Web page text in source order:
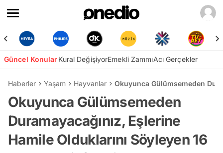
Güncel KonularKural DeğişiyorEmekli ZammıAcı Gerçekler
Haberler Yaşam Hayvanlar Okuyunca Gülümsemeden
Okuyunca Gülümsemeden
Duramayacağınız, Eşlerine
Hamile Olduklarını Söyleyen 16